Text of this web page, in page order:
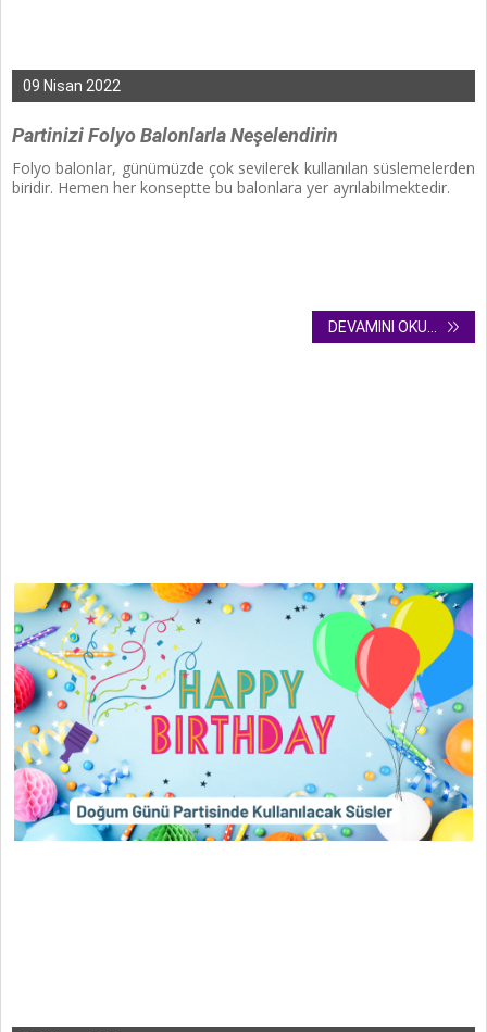
09 Nisan 2022
Partinizi Folyo Balonlarla Neşelendirin
Folyo balonlar, günümüzde çok sevilerek kullanılan süslemelerden
biridir. Hemen her konseptte bu balonlara yer ayrılabilmektedir.
DEVAMINI OKU...